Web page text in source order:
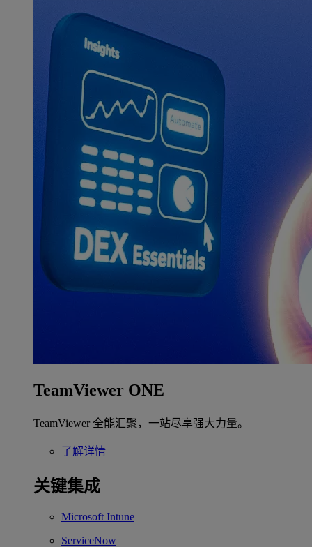
TeamViewer ONE
TeamViewer 全能汇聚，一站尽享强大力量。
了解详情
关键集成
Microsoft Intune
ServiceNow